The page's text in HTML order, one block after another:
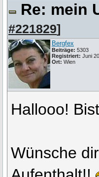
Re: mein
#221829]
Bergfex
Beiträge: 5303
Registriert: Juni
Ort: Wien
Hallooo!
Wünsche